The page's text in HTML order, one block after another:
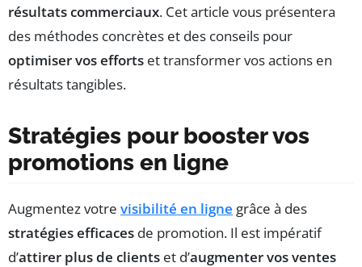
résultats commerciaux. Cet article vous présentera
des méthodes concrètes et des conseils pour
optimiser vos efforts et transformer vos actions en
résultats tangibles.
Stratégies pour booster vos
promotions en ligne
Augmentez votre visibilité en ligne grâce à des
stratégies efficaces de promotion. Il est impératif
d’attirer plus de clients et d’augmenter vos ventes